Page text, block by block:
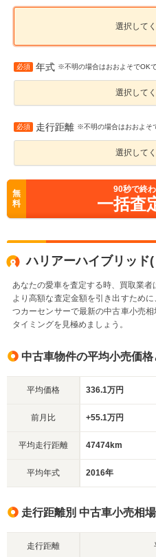
選択して
必須 年式 ※不明の場合はおおよそでOK
選択して
必須 走行距離 ※不明の場合はおおよそ
選択して
無
料
90秒で終
一括査
ハリアーハイブリッド
あなたの愛車を査定する時、買取業者
より高額な査定金額を引き出すため
つカーセンサーで最新の中古車小売
タイミングを見極めましょう。
中古車物件の平均小売価
平均価格 336.1万円
前月比 +55.1万円
平均走行距離 47474km
平均年式 2016年
走行距離別 中古車小売相
走行距離